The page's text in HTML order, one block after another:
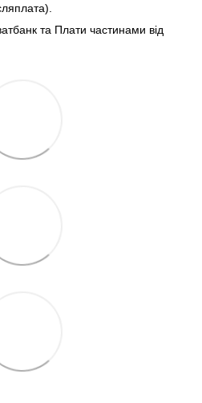
та Плати частинами від